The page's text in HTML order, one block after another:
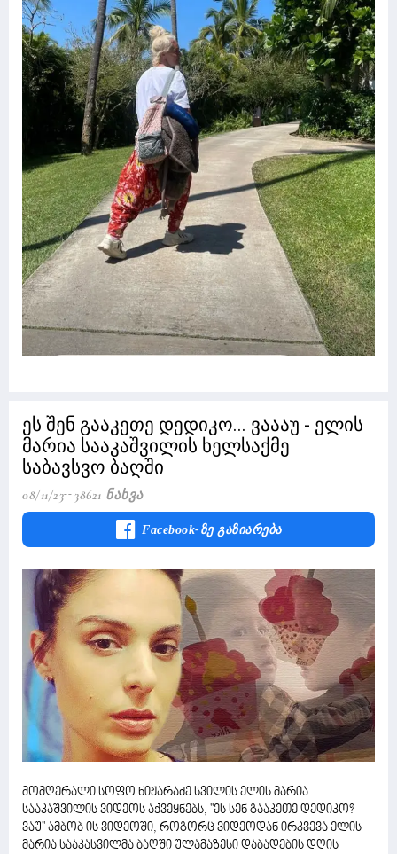
ეს შენ გააკეთე დედიკო... ვაააუ - ელის
მარია სააკაშვილის ხელსაქმე
საბავსვო ბაღში
08/11/23 38621 Ნახვა
Facebook-Ზე Გაზიარება
მომღერალი სოფო ნიჟარაძე სვილის ელის მარია
სააკაშვილის ვიდეოს აქვეყნებს, ''ეს სენ გააკეთე დედიკო?
ვაუ'' ამბობ ის ვიდეოში, როგორც ვიდეოდან ირკვევა ელის
მარია სააკასვილმა ბაღში ულამაზესი დაბადების დღის